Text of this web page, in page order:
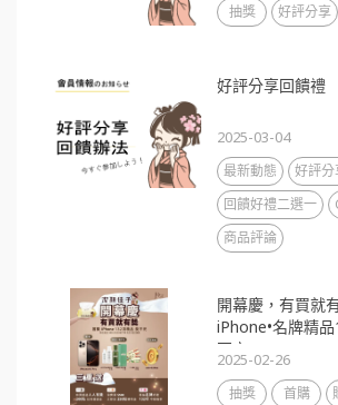
抽獎 好評分享
好評分享回饋禮
2025-03-04
最新動態
好評分
回饋好禮二選一
商品評論
開幕慶，有買就
iPhone•名牌精
不完
2025-02-26
抽獎 首購